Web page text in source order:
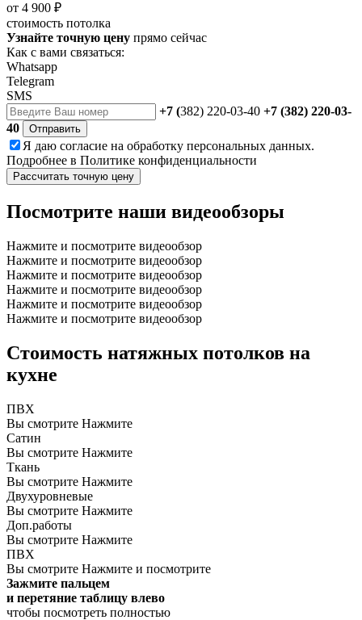
от 4 900 ₽
стоимость потолка
Узнайте точную цену прямо сейчас
Как с вами связаться:
Whatsapp
Telegram
SMS
+7 (382) 220-03-40 +7 (382) 220-03-
40
Отправить
Я даю согласие на обработку персональных данных.
Подробнее в Политике конфиденциальности
Рассчитать точную цену
Посмотрите наши видеообзоры
Нажмите и посмотрите видеообзор
Нажмите и посмотрите видеообзор
Нажмите и посмотрите видеообзор
Нажмите и посмотрите видеообзор
Нажмите и посмотрите видеообзор
Нажмите и посмотрите видеообзор
Стоимость натяжных потолков на
кухне
ПВХ
Вы смотрите Нажмите
Сатин
Вы смотрите Нажмите
Ткань
Вы смотрите Нажмите
Двухуровневые
Вы смотрите Нажмите
Доп.работы
Вы смотрите Нажмите
ПВХ
Вы смотрите Нажмите и посмотрите
Зажмите пальцем
и перетяние таблицу влево
чтобы посмотреть полностью